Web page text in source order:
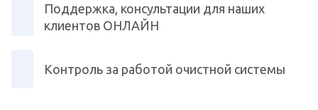
Поддержка, консультации для наших
клиентов ОНЛАЙН
Контроль за работой очистной системы